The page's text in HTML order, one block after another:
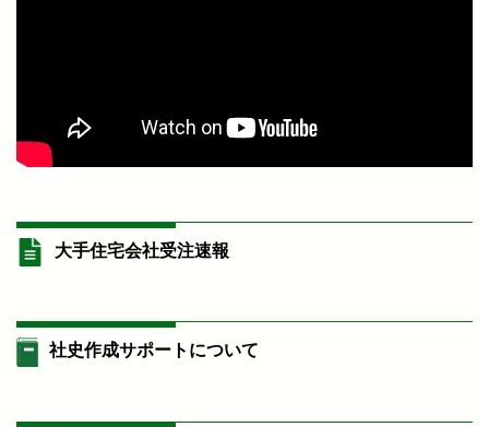
大手住宅会社受注速報
社史作成サポートについて